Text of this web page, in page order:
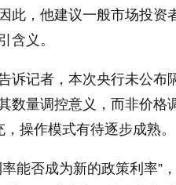
此，他建议一般市场投资
含义。
诉记者，本次央行未公布
数量调控意义，而非价格
操作模式有待逐步成熟。
能否成为新的政策利率”